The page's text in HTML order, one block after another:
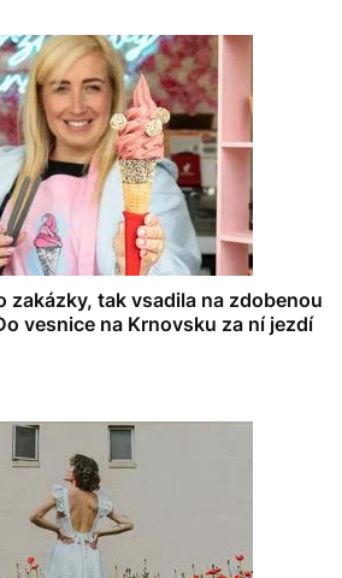
zakázky, tak vsadila na zdobenou
vesnice na Krnovsku za ní jezdí